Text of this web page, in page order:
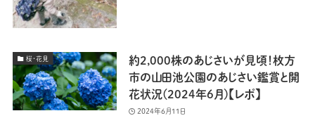
桜・花見
約2,000株のあじさいが見頃！枚方
市の山田池公園のあじさい鑑賞と開
花状況(2024年6月)【レポ】
2024年6月11日